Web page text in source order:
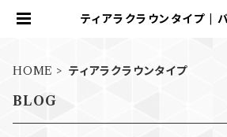
ティアラクラウンタイプ |
HOME ティアラクラウンタイプ
BLOG